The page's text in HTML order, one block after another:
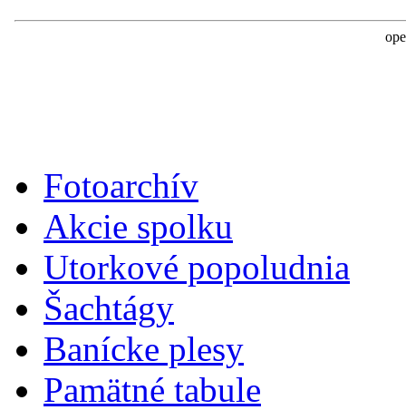
Fotoarchív
Akcie spolku
Utorkové popoludnia
Šachtágy
Banícke plesy
Pamätné tabule